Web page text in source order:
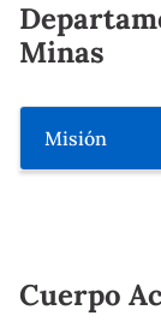
Minas
Misión
Cuerpo